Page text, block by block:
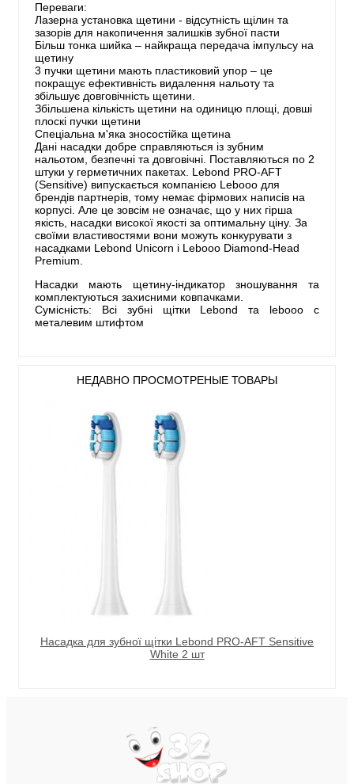
Переваги:
Лазерна установка щетини - відсутність щілин та
зазорів для накопичення залишків зубної пасти
Більш тонка шийка – найкраща передача імпульсу на
щетину
3 пучки щетини мають пластиковий упор – це
покращує ефективність видалення нальоту та
збільшує довговічність щетини.
Збільшена кількість щетини на одиницю площі, довші
плоскі пучки щетини
Спеціальна м'яка зносостійка щетина
Дані насадки добре справляються із зубним
нальотом, безпечні та довговічні. Поставляються по 2
штуки у герметичних пакетах. Lebond PRO-AFT
(Sensitive) випускається компанією Lebooo для
брендів партнерів, тому немає фірмових написів на
корпусі. Але це зовсім не означає, що у них гірша
якість, насадки високої якості за оптимальну ціну. За
своїми властивостями вони можуть конкурувати з
насадками Lebond Uniсorn і Lebooo Diamond-Head
Premium.
Насадки мають щетину-індикатор зношування та
комплектуються захисними ковпачками.
Сумісність: Всі зубні щітки Lebond та lebooo c
металевим штифтом
НЕДАВНО ПРОСМОТРЕНЫЕ ТОВАРЫ
Насадка для зубної щітки Lebond PRO-AFT Sensitive
White 2 шт